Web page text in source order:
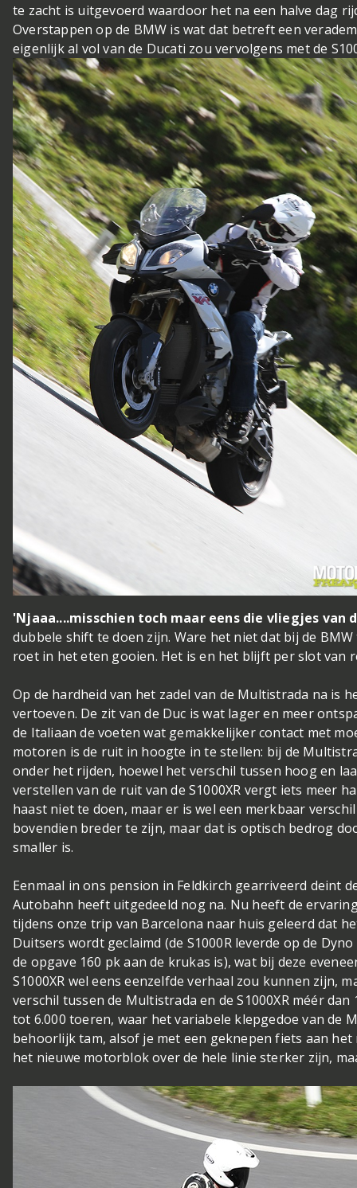
te zacht is uitgevoerd waardoor het na een halve dag
Overstappen op de BMW is wat dat betreft een
eigenlijk al vol van de Ducati zou vervolgens met de
'Njaaa....misschien toch maar eens die vliegjes van
dubbele shift te doen zijn. Ware het niet dat bij de
roet in het eten gooien. Het is en het blijft per slot van
Op de hardheid van het zadel van de Multistrada na is
vertoeven. De zit van de Duc is wat lager en meer
de Italiaan de voeten wat gemakkelijker contact met
motoren is de ruit in hoogte in te stellen: bij de
onder het rijden, hoewel het verschil tussen hoog en
verstellen van de ruit van de S1000XR vergt iets meer
haast niet te doen, maar er is wel een merkbaar
bovendien breder te zijn, maar dat is optisch bedrog
smaller is.
Eenmaal in ons pension in Feldkirch gearriveerd deint
Autobahn heeft uitgedeeld nog na. Nu heeft de
tijdens onze trip van Barcelona naar huis geleerd dat
Duitsers wordt geclaimd (de S1000R leverde op de
de opgave 160 pk aan de krukas is), wat bij deze
S1000XR wel eens eenzelfde verhaal zou kunnen zijn,
verschil tussen de Multistrada en de S1000XR méér
tot 6.000 toeren, waar het variabele klepgedoe van de
behoorlijk tam, alsof je met een geknepen fiets aan
het nieuwe motorblok over de hele linie sterker zijn,